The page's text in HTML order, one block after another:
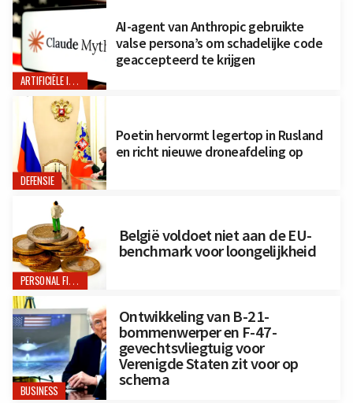
ARTIFICIËLE INTELLIGENTIE
AI-agent van Anthropic gebruikte
valse persona’s om schadelijke code
geaccepteerd te krijgen
DEFENSIE
Poetin hervormt legertop in Rusland
en richt nieuwe droneafdeling op
PERSONAL FINANCE
België voldoet niet aan de EU-
benchmark voor loongelijkheid
BUSINESS
Ontwikkeling van B-21-
bommenwerper en F-47-
gevechtsvliegtuig voor
Verenigde Staten zit voor op
schema